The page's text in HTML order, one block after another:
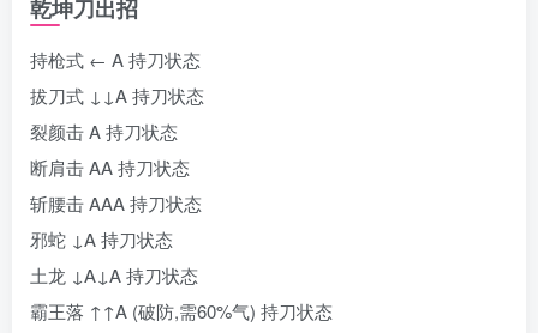
乾坤刀出招
持枪式 ← A 持刀状态
拔刀式 ↓↓A 持刀状态
裂颜击 A 持刀状态
断肩击 AA 持刀状态
斩腰击 AAA 持刀状态
邪蛇 ↓A 持刀状态
土龙 ↓A↓A 持刀状态
霸王落 ↑↑A (破防,需60%气) 持刀状态